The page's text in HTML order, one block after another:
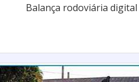
Balança rodoviária digital